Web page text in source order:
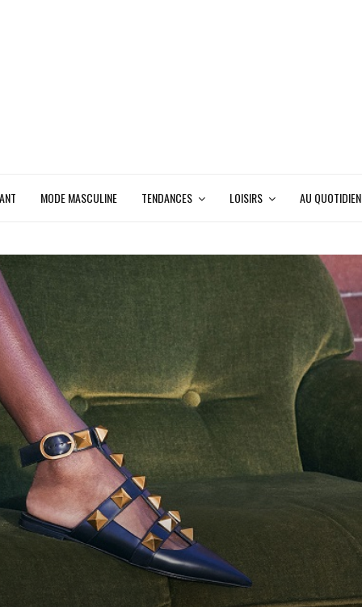
MODE MASCULINE TENDANCES LOISIRS AU QUOTIDIEN